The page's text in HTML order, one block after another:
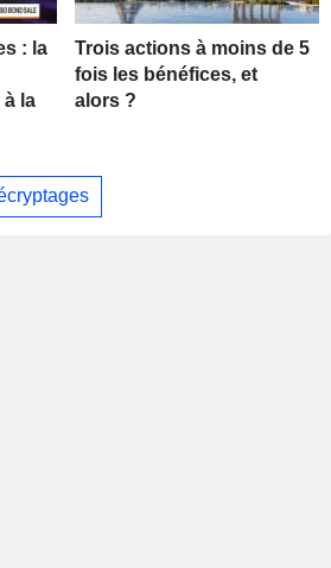
: la
la
Trois actions à moins de 5
fois les bénéfices, et
alors ?